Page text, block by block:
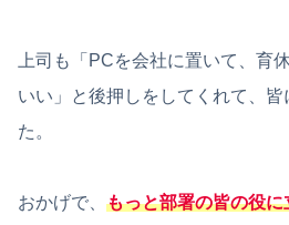
上司も「PCを会社に置いて、育
いい」と後押しをしてくれて、
た。
おかげで、 もっと部署の皆の役